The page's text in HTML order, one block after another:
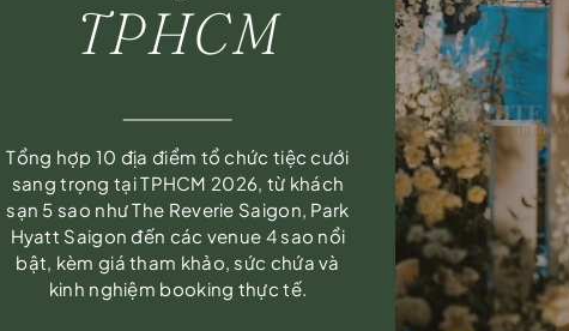
TPHCM
Tổng hợp 10 địa điểm tổ chức tiệc cưới
sang trọng tại TPHCM 2026, từ khách
sạn 5 sao như The Reverie Saigon, Park
Hyatt Saigon đến các venue 4 sao nổi
bật, kèm giá tham khảo, sức chứa và
kinh nghiệm booking thực tế.